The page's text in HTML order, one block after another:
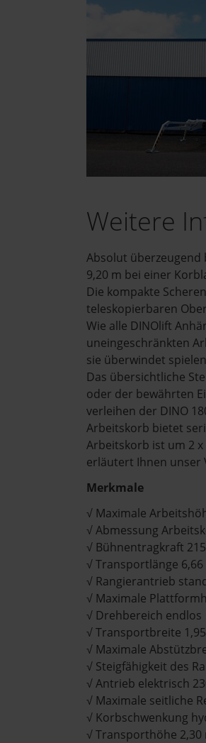
Weitere
Absolut überzeugend
9,20 m bei einer
Die kompakte
teleskopierbaren
Wie alle DINOlift
uneingeschränkten
sie überwindet
Das übersichtliche
oder der bewährten
verleihen der DINO
Arbeitskorb bietet
Arbeitskorb ist um 2
erläutert Ihnen unser
Merkmale
√ Maximale
√ Abmessung
√ Bühnentragkraft
√ Transportlänge 6,66
√ Rangierantrieb
√ Maximale
√ Drehbereich endlos
√ Transportbreite
√ Maximale
√ Steigfähigkeit des
√ Antrieb elektrisch
√ Maximale seitliche
√ Korbschwenkung
√ Transporthöhe 2,30